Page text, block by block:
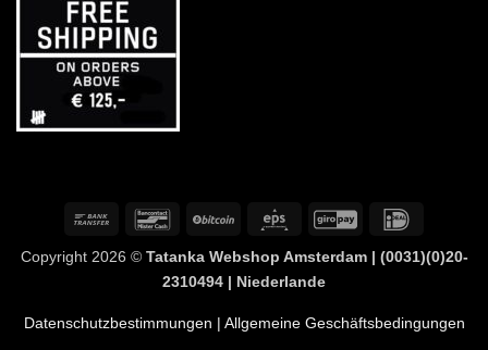
Banküberweisung
BancontactBitCoin Eps GiroPay
Copyright 2026 © Tatanka Webshop Amsterdam | (0031)(0)20-
2310494 | Niederlande
Datenschutzbestimmungen | Allgemeine Geschäftsbedingungen